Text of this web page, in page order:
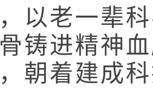
以老一辈
铸进精神
朝着建成